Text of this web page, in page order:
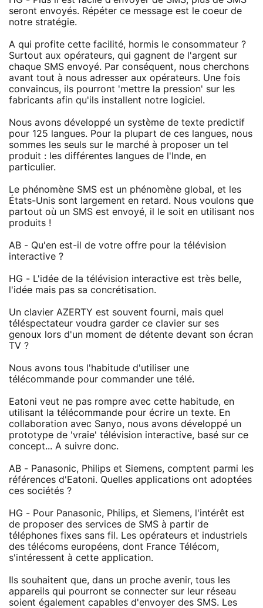
seront envoyés. Répéter ce message est le coeur de
notre stratégie.
A qui profite cette facilité, hormis le consommateur ?
Surtout aux opérateurs, qui gagnent de l'argent sur
chaque SMS envoyé. Par conséquent, nous cherchons
avant tout à nous adresser aux opérateurs. Une fois
convaincus, ils pourront 'mettre la pression' sur les
fabricants afin qu'ils installent notre logiciel.
Nous avons développé un système de texte predictif
pour 125 langues. Pour la plupart de ces langues, nous
sommes les seuls sur le marché à proposer un tel
produit : les différentes langues de l'Inde, en
particulier.
Le phénomène SMS est un phénomène global, et les
États-Unis sont largement en retard. Nous voulons que
partout où un SMS est envoyé, il le soit en utilisant nos
produits !
AB - Qu'en est-il de votre offre pour la télévision
interactive ?
HG - L'idée de la télévision interactive est très belle,
l'idée mais pas sa concrétisation.
Un clavier AZERTY est souvent fourni, mais quel
téléspectateur voudra garder ce clavier sur ses
genoux lors d'un moment de détente devant son écran
TV ?
Nous avons tous l'habitude d'utiliser une
télécommande pour commander une télé.
Eatoni veut ne pas rompre avec cette habitude, en
utilisant la télécommande pour écrire un texte. En
collaboration avec Sanyo, nous avons développé un
prototype de 'vraie' télévision interactive, basé sur ce
concept... A suivre donc.
AB - Panasonic, Philips et Siemens, comptent parmi les
références d'Eatoni. Quelles applications ont adoptées
ces sociétés ?
HG - Pour Panasonic, Philips, et Siemens, l'intérêt est
de proposer des services de SMS à partir de
téléphones fixes sans fil. Les opérateurs et industriels
des télécoms européens, dont France Télécom,
s'intéressent à cette application.
Ils souhaitent que, dans un proche avenir, tous les
appareils qui pourront se connecter sur leur réseau
soient également capables d'envoyer des SMS. Les